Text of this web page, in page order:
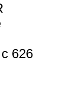
626